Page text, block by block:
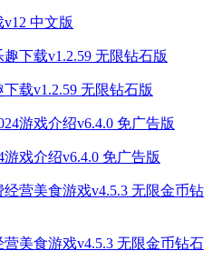
中文版
载v1.2.59 无限钻石版
戏介绍v6.4.0 免广告版
美食游戏v4.5.3 无限金币钻石